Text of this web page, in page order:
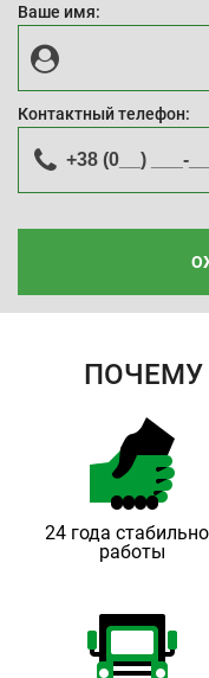
Ваше имя:
Контактный телефон:
ПОЧЕМУ
24 года
работы